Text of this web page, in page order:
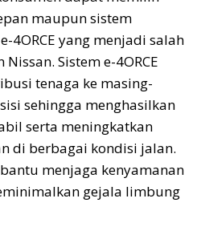
maupun sistem
4ORCE yang menjadi salah
Sistem e-4ORCE
tenaga ke masing-
sehingga menghasilkan
serta meningkatkan
di berbagai kondisi jalan.
menjaga kenyamanan
gejala limbung